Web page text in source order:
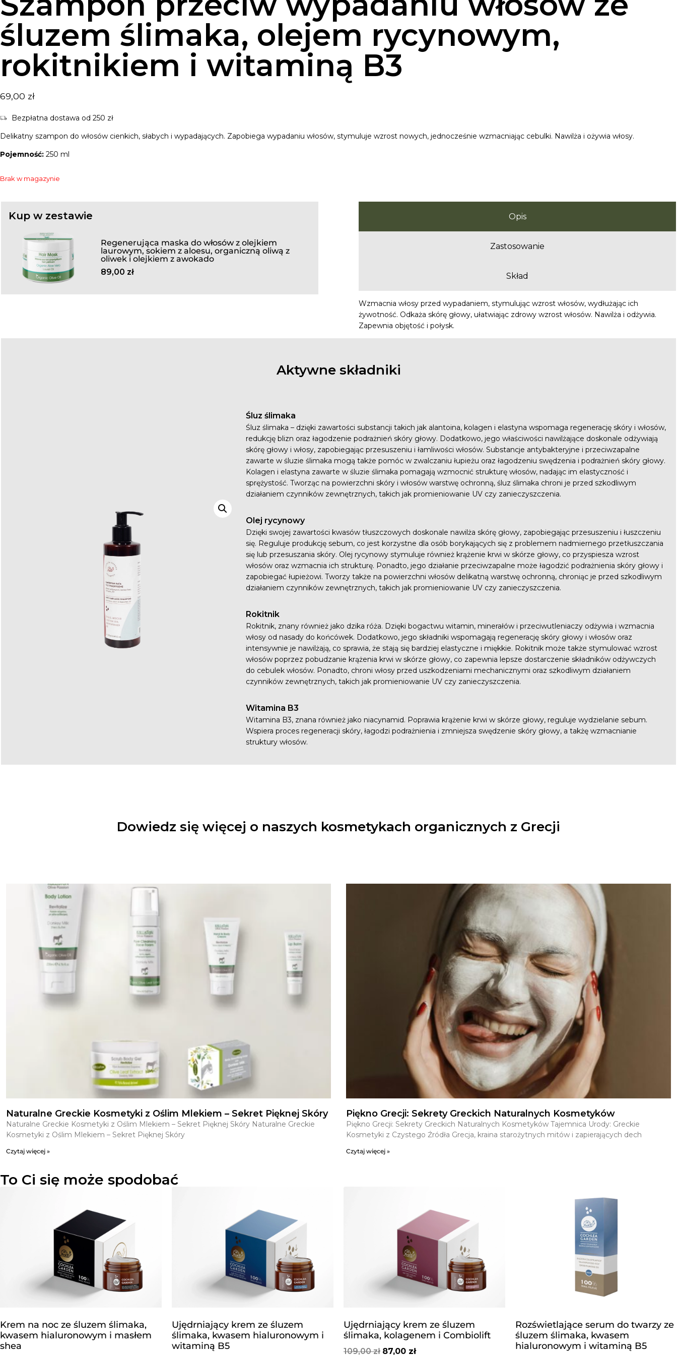
podstawie
oceny
klienta
śluzem ślimaka, olejem rycynowym,
rokitnikiem i witaminą B3
69,00 zł
Bezpłatna dostawa od 250 zł
Delikatny szampon do włosów cienkich, słabych i wypadających. Zapobiega wypadaniu włosów, stymuluje wzrost nowych, jednocześnie wzmacniając cebulki. Nawilża i ożywia włosy.
Pojemność: 250 ml
Brak w magazynie
Kup w zestawie
Regenerująca maska do włosów z olejkiem
laurowym, sokiem z aloesu, organiczną oliwą z
oliwek i olejkiem z awokado
89,00 zł
Opis
Zastosowanie
Skład
Wzmacnia włosy przed wypadaniem, stymulując wzrost włosów, wydłużając ich
żywotność. Odkaża skórę głowy, ułatwiając zdrowy wzrost włosów. Nawilża i odżywia.
Zapewnia objętość i połysk.
Aktywne składniki
Śluz ślimaka
Śluz ślimaka – dzięki zawartości substancji takich jak alantoina, kolagen i elastyna wspomaga regenerację skóry i włosów,
redukcję blizn oraz łagodzenie podrażnień skóry głowy. Dodatkowo, jego właściwości nawilżające doskonale odżywiają
skórę głowy i włosy, zapobiegając przesuszeniu i łamliwości włosów. Substancje antybakteryjne i przeciwzapalne
zawarte w śluzie ślimaka mogą także pomóc w zwalczaniu łupieżu oraz łagodzeniu swędzenia i podrażnień skóry głowy.
Kolagen i elastyna zawarte w śluzie ślimaka pomagają wzmocnić strukturę włosów, nadając im elastyczność i
sprężystość. Tworząc na powierzchni skóry i włosów warstwę ochronną, śluz ślimaka chroni je przed szkodliwym
działaniem czynników zewnętrznych, takich jak promieniowanie UV czy zanieczyszczenia.
Olej rycynowy
Dzięki swojej zawartości kwasów tłuszczowych doskonale nawilża skórę głowy, zapobiegając przesuszeniu i łuszczeniu
się. Reguluje produkcję sebum, co jest korzystne dla osób borykających się z problemem nadmiernego przetłuszczania
się lub przesuszania skóry. Olej rycynowy stymuluje również krążenie krwi w skórze głowy, co przyspiesza wzrost
włosów oraz wzmacnia ich strukturę. Ponadto, jego działanie przeciwzapalne może łagodzić podrażnienia skóry głowy i
zapobiegać łupieżowi. Tworzy także na powierzchni włosów delikatną warstwę ochronną, chroniąc je przed szkodliwym
działaniem czynników zewnętrznych, takich jak promieniowanie UV czy zanieczyszczenia.
Rokitnik
Rokitnik, znany również jako dzika róża. Dzięki bogactwu witamin, minerałów i przeciwutleniaczy odżywia i wzmacnia
włosy od nasady do końcówek. Dodatkowo, jego składniki wspomagają regenerację skóry głowy i włosów oraz
intensywnie je nawilżają, co sprawia, że stają się bardziej elastyczne i miękkie. Rokitnik może także stymulować wzrost
włosów poprzez pobudzanie krążenia krwi w skórze głowy, co zapewnia lepsze dostarczenie składników odżywczych
do cebulek włosów. Ponadto, chroni włosy przed uszkodzeniami mechanicznymi oraz szkodliwym działaniem
czynników zewnętrznych, takich jak promieniowanie UV czy zanieczyszczenia.
Witamina B3
Witamina B3, znana również jako niacynamid. Poprawia krążenie krwi w skórze głowy, reguluje wydzielanie sebum.
Wspiera proces regeneracji skóry, łagodzi podrażnienia i zmniejsza swędzenie skóry głowy, a takżę wzmacnianie
struktury włosów.
Dowiedz się więcej o naszych kosmetykach organicznych z Grecji
Naturalne Greckie Kosmetyki z Oślim Mlekiem – Sekret Pięknej Skóry
Naturalne Greckie Kosmetyki z Oślim Mlekiem – Sekret Pięknej Skóry Naturalne Greckie
Kosmetyki z Oślim Mlekiem – Sekret Pięknej Skóry
Czytaj więcej »
Piękno Grecji: Sekrety Greckich Naturalnych Kosmetyków
Piękno Grecji: Sekrety Greckich Naturalnych Kosmetyków Tajemnica Urody: Greckie
Kosmetyki z Czystego Źródła Grecja, kraina starożytnych mitów i zapierających dech
Czytaj więcej »
To Ci się może spodobać
Krem na noc ze śluzem ślimaka,
kwasem hialuronowym i masłem
shea
Ujędrniający krem ze śluzem
ślimaka, kwasem hialuronowym i
witaminą B5
Ujędrniający krem ​​ze śluzem
ślimaka, kolagenem i Combiolift
109,00zł 87,00 zł
Rozświetlające serum do twarzy ze
śluzem ślimaka, kwasem
hialuronowym i witaminą B5